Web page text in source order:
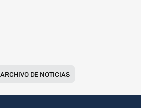
ARCHIVO DE NOTICIAS